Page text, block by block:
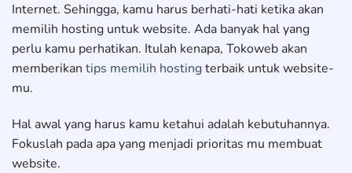
Internet. Sehingga, kamu harus berhati-hati ketika akan
memilih hosting untuk website. Ada banyak hal yang
perlu kamu perhatikan. Itulah kenapa, Tokoweb akan
memberikan tips memilih hostingterbaik untuk website-
mu.
Hal awal yang harus kamu ketahui adalah kebutuhannya.
Fokuslah pada apa yang menjadi prioritas mu membuat
website.